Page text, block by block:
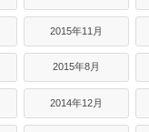
2015年11月
2015年8月
2014年12月